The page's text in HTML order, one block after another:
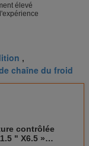
élevé
,
chaîne du froid
contrôlée
" X6.5 »